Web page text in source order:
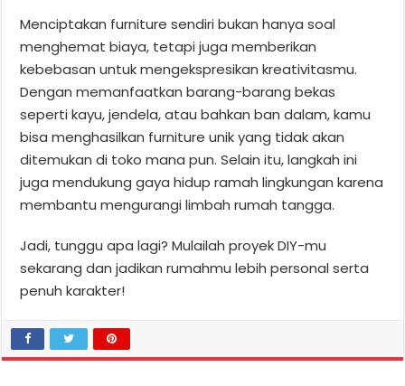
Menciptakan furniture sendiri bukan hanya soal
menghemat biaya, tetapi juga memberikan
kebebasan untuk mengekspresikan kreativitasmu.
Dengan memanfaatkan barang-barang bekas
seperti kayu, jendela, atau bahkan ban dalam, kamu
bisa menghasilkan furniture unik yang tidak akan
ditemukan di toko mana pun. Selain itu, langkah ini
juga mendukung gaya hidup ramah lingkungan karena
membantu mengurangi limbah rumah tangga.
Jadi, tunggu apa lagi? Mulailah proyek DIY-mu
sekarang dan jadikan rumahmu lebih personal serta
penuh karakter!